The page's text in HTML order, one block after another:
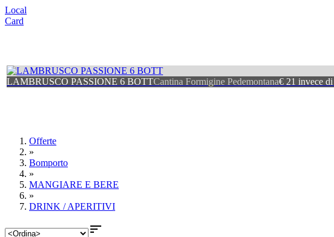
Local
Card
LAMBRUSCO PASSIONE 6 BOTTCantina Formigine Pedemontana€ 21 invece
Offerte
»
Bomporto
»
MANGIARE E BERE
»
DRINK / APERITIVI
